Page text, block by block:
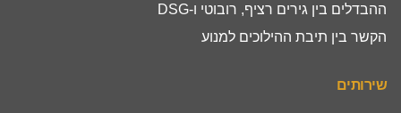
ההבדלים בין גירים רציף, רובוטי ו-DSG
הקשר בין תיבת ההילוכים למנוע
שירותים